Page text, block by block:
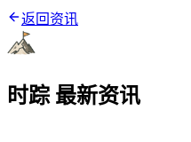
返回资讯
时踪 最新资讯